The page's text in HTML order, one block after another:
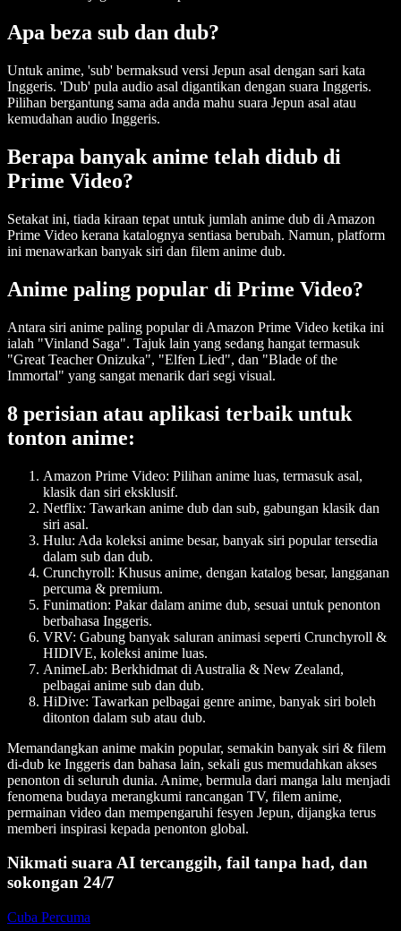
Apa beza sub dan dub?
Untuk anime, 'sub' bermaksud versi Jepun asal dengan sari kata
Inggeris. 'Dub' pula audio asal digantikan dengan suara Inggeris.
Pilihan bergantung sama ada anda mahu suara Jepun asal atau
kemudahan audio Inggeris.
Berapa banyak anime telah didub di
Prime Video?
Setakat ini, tiada kiraan tepat untuk jumlah anime dub di Amazon
Prime Video kerana katalognya sentiasa berubah. Namun, platform
ini menawarkan banyak siri dan filem anime dub.
Anime paling popular di Prime Video?
Antara siri anime paling popular di Amazon Prime Video ketika ini
ialah "Vinland Saga". Tajuk lain yang sedang hangat termasuk
"Great Teacher Onizuka", "Elfen Lied", dan "Blade of the
Immortal" yang sangat menarik dari segi visual.
8 perisian atau aplikasi terbaik untuk
tonton anime:
Amazon Prime Video: Pilihan anime luas, termasuk asal,
klasik dan siri eksklusif.
Netflix: Tawarkan anime dub dan sub, gabungan klasik dan
siri asal.
Hulu: Ada koleksi anime besar, banyak siri popular tersedia
dalam sub dan dub.
Crunchyroll: Khusus anime, dengan katalog besar, langganan
percuma & premium.
Funimation: Pakar dalam anime dub, sesuai untuk penonton
berbahasa Inggeris.
VRV: Gabung banyak saluran animasi seperti Crunchyroll &
HIDIVE, koleksi anime luas.
AnimeLab: Berkhidmat di Australia & New Zealand,
pelbagai anime sub dan dub.
HiDive: Tawarkan pelbagai genre anime, banyak siri boleh
ditonton dalam sub atau dub.
Memandangkan anime makin popular, semakin banyak siri & filem
di-dub ke Inggeris dan bahasa lain, sekali gus memudahkan akses
penonton di seluruh dunia. Anime, bermula dari manga lalu menjadi
fenomena budaya merangkumi rancangan TV, filem anime,
permainan video dan mempengaruhi fesyen Jepun, dijangka terus
memberi inspirasi kepada penonton global.
Nikmati suara AI tercanggih, fail tanpa had, dan
sokongan 24/7
Cuba Percuma